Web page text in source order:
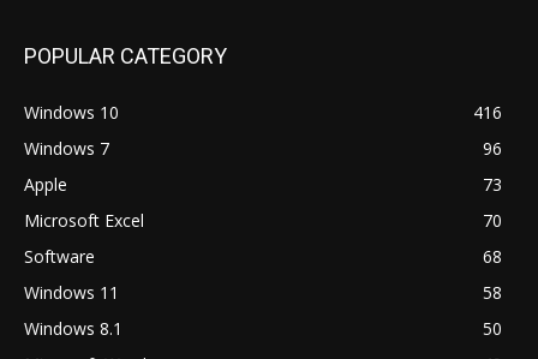
POPULAR CATEGORY
Windows 10
416
Windows 7
96
Apple
73
Microsoft Excel
70
Software
68
Windows 11
58
Windows 8.1
50